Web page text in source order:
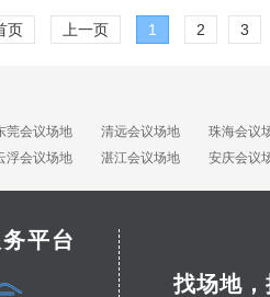
页 上一页 1 2 3
莞会议场地 清远会议场地
珠海会议
浮会议场地 湛江会议场地 安庆会议
平台
找场地